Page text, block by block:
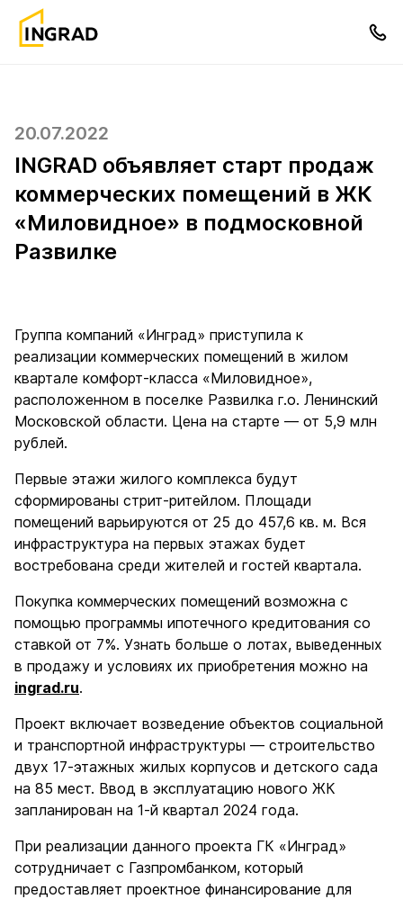
20.07.2022
INGRAD объявляет старт продаж
коммерческих помещений в ЖК
«Миловидное» в подмосковной
Развилке
Группа компаний «Инград» приступила к
реализации коммерческих помещений в жилом
квартале комфорт-класса «Миловидное»,
расположенном в поселке Развилка г.о. Ленинский
Московской области. Цена на старте — от 5,9 млн
рублей.
Первые этажи жилого комплекса будут
сформированы стрит-ритейлом. Площади
помещений варьируются от 25 до 457,6 кв. м. Вся
инфраструктура на первых этажах будет
востребована среди жителей и гостей квартала.
Покупка коммерческих помещений возможна с
помощью программы ипотечного кредитования со
ставкой от 7%. Узнать больше о лотах, выведенных
в продажу и условиях их приобретения можно на
ingrad.ru.
Проект включает возведение объектов социальной
и транспортной инфраструктуры — строительство
двух 17-этажных жилых корпусов и детского сада
на 85 мест. Ввод в эксплуатацию нового ЖК
запланирован на 1-й квартал 2024 года.
При реализации данного проекта ГК «Инград»
сотрудничает с Газпромбанком, который
предоставляет проектное финансирование для